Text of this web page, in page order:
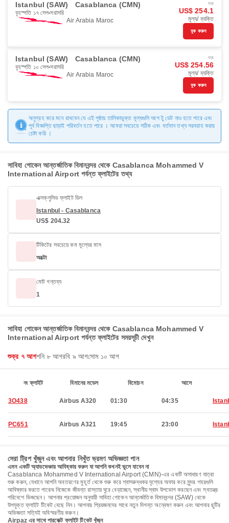
Istanbul (SAW) Casablanca (CMN)
বৃহস্পতি ১৭ সেপ সরাসরি
Air Arabia Maroc
শুরু
US$ 254.1
মূল্য/ ব্যক্তি
বুক করুন
Istanbul (SAW) Casablanca (CMN)
বৃহস্পতি ১০ সেপ সরাসরি
Air Arabia Maroc
শুরু
US$ 254.56
মূল্য/ ব্যক্তি
বুক করুন
অনুগ্রহ করে মনে রাখবেন যে এই পৃষ্ঠায় তালিকাভুক্ত মূল্যগুলি আপ টু ডেট নাও হতে পারে এবং
পূর্ব বিজ্ঞপ্তি ছাড়াই পরিবর্তন হতে পারে । আমরা সবচেয়ে সঠিক এবং বর্তমান তথ্য সরবরাহ করার
চেষ্টা করি ।
সাবিহা গোকেন আন্তর্জাতিক বিমানবন্দর থেকে Casablanca Mohammed V
International Airport পর্যন্ত ফ্লাইটের তথ্য
এক্সক্লুসিভ ফ্লাইট ডিল
Istanbul - Casablanca
US$ 204.32
টিকিটের সবচেয়ে কম মূল্যের মাস
অক্টো
মোট গন্তব্য
1
সাবিহা গোকেন আন্তর্জাতিক বিমানবন্দর থেকে Casablanca Mohammed V
International Airport পর্যন্ত ফ্লাইটের সময়সূচী দেখুন
শুক্র ৭ আগশনি ৮ আগরবি ৯ আগসোম ১০ আগ
নং ফ্লাইট বিমানের মডেল বিমোচন আসে
3O438 Airbus A320 01:30 04:35
PC651 Airbus A321 19:45 23:00
সেরা ট্রিপ খুঁজুন এবং আপনার নিখুঁত ভ্রমণ অভিজ্ঞতা পান
এমন একটি অ্যাডভেঞ্চার আবিষ্কার করুন যা আপনি কখনই ভুলে যাবেন না
Casablanca Mohammed V International Airport (CMN)-এর একটি অসাধারণ যাত্রা
শুরু করুন, যেখানে আপনি অবতরণের মুহূর্ত থেকে শুরু করে শ্বাসরুদ্ধকর দৃশ্যের অফার করে সুন্দর শহরগুলি
আবিষ্কার করতে পারেন৷ নিজেকে জীবন্ত রাস্তায় ঘুরে বেড়াচ্ছেন, স্থানীয় স্বাদ উপভোগ করছেন এবং স্বতন্ত্র
পরিবেশে ভিজছেন। আপনার প্রয়োজন অনুযায়ী সাবিহা গোকেন আন্তর্জাতিক বিমানবন্দর (SAW) থেকে
উপযুক্ত ফ্লাইট টিকেট বেছে নিন। আপনার প্রিয়জনদের সাথে নতুন দিগন্ত অন্বেষণ করুন এবং আপনার ছুটির
অভিজ্ঞতা সত্যিই অবিস্মরণীয় করুন।
Airpaz এর সাথে পারফেক্ট ফ্লাইট টিকেট খুঁজুন